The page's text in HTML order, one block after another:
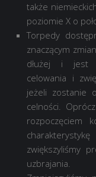
także
poziomie X o
Torpedy
znaczącym
dłużej i jest
celowania i
jeżeli zostanie
celności.
rozpoczęciem
zwiększyliśmy
uzbrajania.